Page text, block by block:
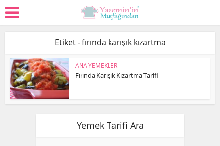
Etiket - fırında karışık kızartma
ANA YEMEKLER
Fırında Karışık Kızartma Tarifi
Yemek Tarifi Ara